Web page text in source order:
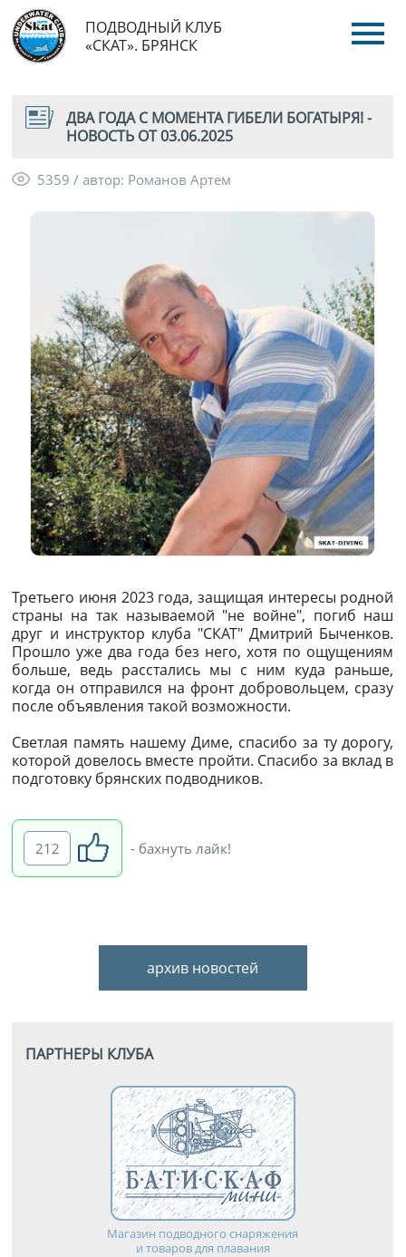
ПОДВОДНЫЙ КЛУБ
«СКАТ». БРЯНСК
ДВА ГОДА С МОМЕНТА ГИБЕЛИ БОГАТЫРЯ! -
НОВОСТЬ ОТ 03.06.2025
5359 / автор: Романов Артем
Третьего июня 2023 года, защищая интересы родной
страны на так называемой "не войне", погиб наш
друг и инструктор клуба "СКАТ" Дмитрий Быченков.
Прошло уже два года без него, хотя по ощущениям
больше, ведь расстались мы с ним куда раньше,
когда он отправился на фронт добровольцем, сразу
после объявления такой возможности.
Светлая память нашему Диме, спасибо за ту дорогу,
которой довелось вместе пройти. Спасибо за вклад в
подготовку брянских подводников.
212 - бахнуть лайк!
архив новостей
ПАРТНЕРЫ КЛУБА
Магазин подводного снаряжения
и товаров для плавания